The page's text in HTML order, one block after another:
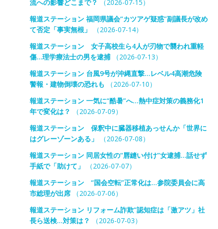
流への影響どこまで？
（2026-07-15）
報道ステーション 福岡県議会“カツアゲ疑惑”副議長が改め
て否定「事実無根」
（2026-07-14）
報道ステーション 女子高校生ら4人が刃物で襲われ重軽
傷…理学療法士の男を逮捕（2026-07-13）
報道ステーション 台風9号が沖縄直撃…レベル4高潮危険
警報・建物倒壊の恐れも （2026-07-10）
報道ステーション 一気に“酷暑”へ…熱中症対策の義務化1
年で変化は？
（2026-07-09）
報道ステーション 保釈中に臓器移植あっせんか「世界に
はグレーゾーンある」
（2026-07-08）
報道ステーション 同居女性の“唇縫い付け”女逮捕…話せず
手紙で「助けて」
（2026-07-07）
報道ステーション “国会空転”正常化は…参院委員会に高
市総理が出席（2026-07-06）
報道ステーション リフォーム詐欺”認知症は「激アツ」社
長ら送検…対策は？
（2026-07-03）